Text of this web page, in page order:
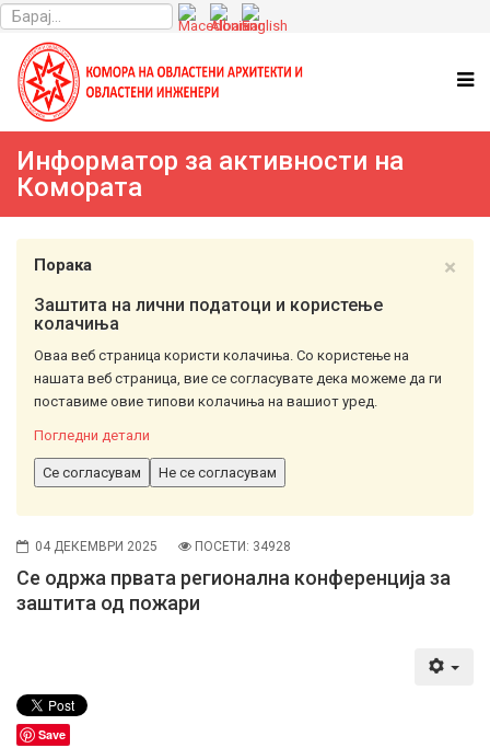
Информатор за активности на
Комората
×
Порака
Заштита на лични податоци и користење
колачиња
Оваа веб страница користи колачиња. Со користење на
нашата веб страница, вие се согласувате дека можеме да ги
поставиме овие типови колачиња на вашиот уред.
Погледни детали
Се согласувам Не се согласувам
04 ДЕКЕМВРИ 2025 ПОСЕТИ: 34928
Се одржа првата регионална конференција за
заштита од пожари
Save